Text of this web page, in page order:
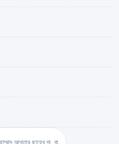
আখতার ছাহেব দা. বা.